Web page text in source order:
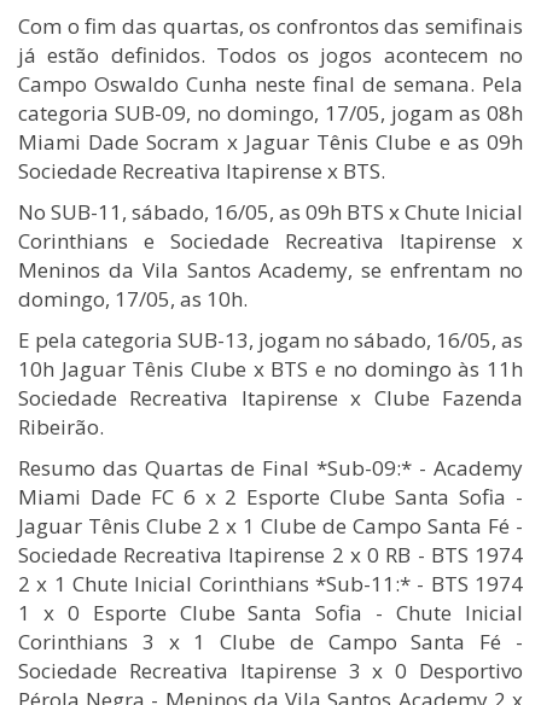
Com o fim das quartas, os confrontos das semifinais
já estão definidos. Todos os jogos acontecem no
Campo Oswaldo Cunha neste final de semana. Pela
categoria SUB-09, no domingo, 17/05, jogam as 08h
Miami Dade Socram x Jaguar Tênis Clube e as 09h
Sociedade Recreativa Itapirense x BTS.
No SUB-11, sábado, 16/05, as 09h BTS x Chute Inicial
Corinthians e Sociedade Recreativa Itapirense x
Meninos da Vila Santos Academy, se enfrentam no
domingo, 17/05, as 10h.
E pela categoria SUB-13, jogam no sábado, 16/05, as
10h Jaguar Tênis Clube x BTS e no domingo às 11h
Sociedade Recreativa Itapirense x Clube Fazenda
Ribeirão.
Resumo das Quartas de Final *Sub-09:* - Academy
Miami Dade FC 6 x 2 Esporte Clube Santa Sofia -
Jaguar Tênis Clube 2 x 1 Clube de Campo Santa Fé -
Sociedade Recreativa Itapirense 2 x 0 RB - BTS 1974
2 x 1 Chute Inicial Corinthians *Sub-11:* - BTS 1974
1 x 0 Esporte Clube Santa Sofia - Chute Inicial
Corinthians 3 x 1 Clube de Campo Santa Fé -
Sociedade Recreativa Itapirense 3 x 0 Desportivo
Pérola Negra - Meninos da Vila Santos Academy 2 x